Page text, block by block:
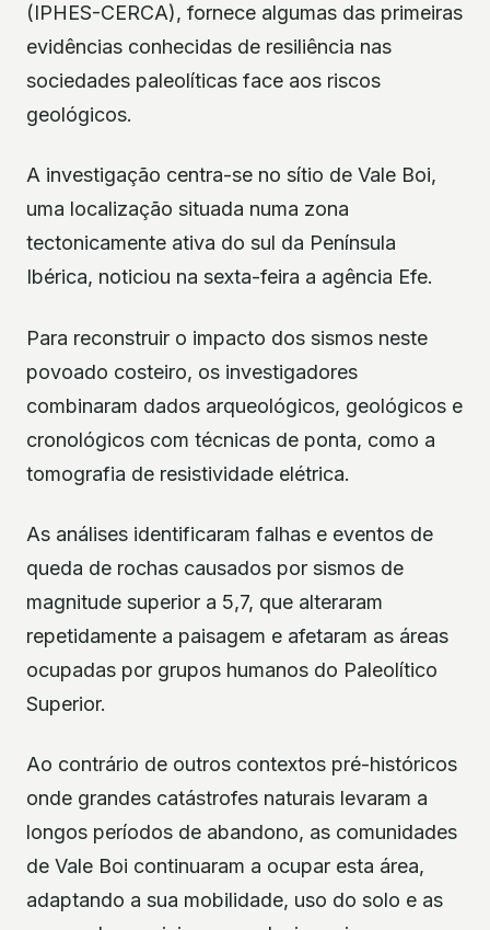
(IPHES-CERCA), fornece algumas das primeiras
evidências conhecidas de resiliência nas
sociedades paleolíticas face aos riscos
geológicos.
A investigação centra-se no sítio de Vale Boi,
uma localização situada numa zona
tectonicamente ativa do sul da Península
Ibérica, noticiou na sexta-feira a agência Efe.
Para reconstruir o impacto dos sismos neste
povoado costeiro, os investigadores
combinaram dados arqueológicos, geológicos e
cronológicos com técnicas de ponta, como a
tomografia de resistividade elétrica.
As análises identificaram falhas e eventos de
queda de rochas causados por sismos de
magnitude superior a 5,7, que alteraram
repetidamente a paisagem e afetaram as áreas
ocupadas por grupos humanos do Paleolítico
Superior.
Ao contrário de outros contextos pré-históricos
onde grandes catástrofes naturais levaram a
longos períodos de abandono, as comunidades
de Vale Boi continuaram a ocupar esta área,
adaptando a sua mobilidade, uso do solo e as